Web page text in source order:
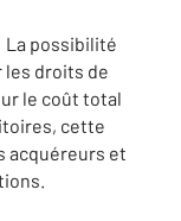
La possibilité
les droits de
le coût total
cette
acquéreurs et